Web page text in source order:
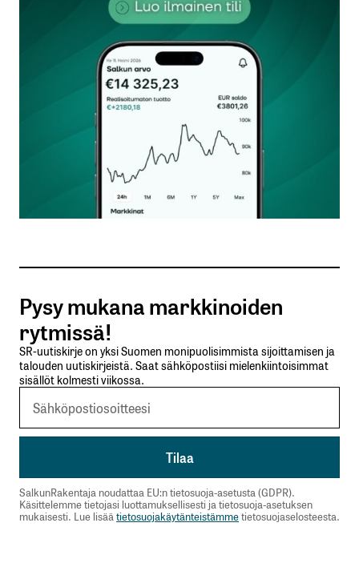
kentät on merkitty*
Kommentti*
Nimesi tai nimimerkkisi
Sähköpostiosoitteesi
Tilaa SalkunRakentajan uutiskirje
Lähetä kommentti
Pysy mukana markkinoiden
rytmissä!
SR-uutiskirje on yksi Suomen monipuolisimmista sijoittamisen ja
talouden uutiskirjeistä. Saat sähköpostiisi mielenkiintoisimmat
sisällöt kolmesti viikossa.
SalkunRakentaja noudattaa EU:n tietosuoja-asetusta (GDPR).
Käsittelemme tietojasi luottamuksellisesti ja tietosuoja-asetuksen
mukaisesti. Lue lisää tietosuojakäytänteistämmetietosuojaselosteesta.